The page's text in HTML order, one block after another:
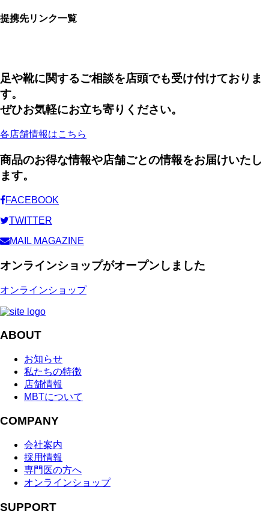
提携先リンク一覧
足や靴に関するご相談を店頭でも受け付けておりま
す。
ぜひお気軽にお立ち寄りください。
各店舗情報はこちら
商品のお得な情報や店舗ごとの情報をお届けいたし
ます。
FACEBOOK
TWITTER
MAIL MAGAZINE
オンラインショップがオープンしました
オンラインショップ
ABOUT
お知らせ
私たちの特徴
店舗情報
MBTについて
COMPANY
会社案内
採用情報
専門医の方へ
オンラインショップ
SUPPORT